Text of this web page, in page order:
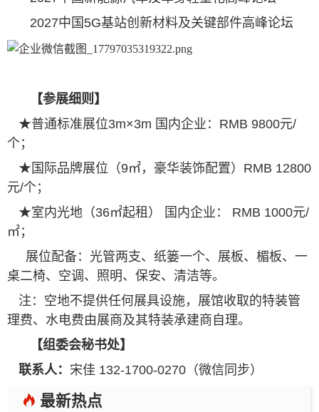
2027中国5G基站创新材料及关键部件高峰论坛
【参展细则】
★普通标准展位3m×3m 国内企业：RMB 9800元/
个；
★国际品牌展位（9㎡，豪华装饰配置）RMB 12800
元/个；
★室内光地（36㎡起租） 国内企业： RMB 1000元/
㎡；
展位配备：光管两支、纸篓一个、展板、楣板、一
桌二椅、空调、照明、保安、清洁等。
注：空地不提供任何展具设施，展馆收取的特装管
理费、水电费由展商及其特装承建商自理。
【组委会秘书处】
联系人： 宋佳 132-1700-0270 （微信同步）
最新热点